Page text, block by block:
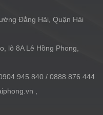
Đằng Hải, Quận Hải
lô 8A Lê Hồng Phong,
/ 0888.876.444
,